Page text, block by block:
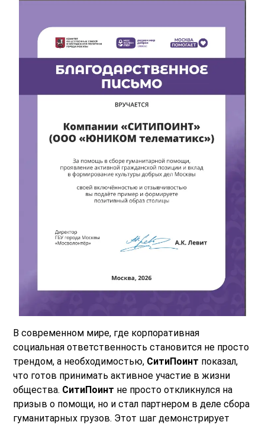
В современном мире, где корпоративная
социальная ответственность становится не просто
трендом, а необходимостью, СитиПоинт показал,
что готов принимать активное участие в жизни
общества. СитиПоинт не просто откликнулся на
призыв о помощи, но и стал партнером в деле сбора
гуманитарных грузов. Этот шаг демонстрирует